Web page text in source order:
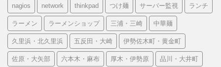
nagios network thinkpad つけ麺 サーバー監視 ランチ
ラーメン ラーメンショップ 三浦・三崎 中華麺
久里浜・北久里浜 五反田・大崎 伊勢佐木町・黄金町
佐原・大矢部 六本木・麻布 厚木・伊勢原 品川・大井町